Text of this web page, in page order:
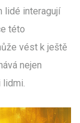
lidé interagují
této
vést k ještě
nejen
lidmi.